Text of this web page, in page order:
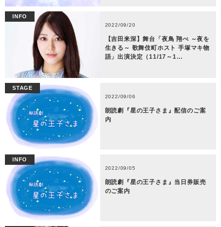
INFO
2022/09/20
【吉田来深】舞台「夜鳥 翔べ ～夜を
生きる～ 歌舞伎町ホスト 手塚マキ物
語」出演決定（11/17～1…
STAGE
2022/09/06
朗読劇『星の王子さま』配信のご案
内
INFO
2022/09/05
朗読劇『星の王子さま』当日券販売
のご案内